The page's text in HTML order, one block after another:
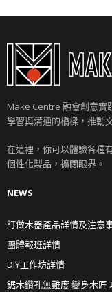
Make Centre 融會創意實
學習與溝通的橋樑，推動
在這裡，你可以體驗各種
個性化製品，擴闊眼界。
NEWS
訂做木器產品詳情及注意
團體報班詳情
DIY工作坊詳情
鋸木鑽孔無難度 變身木匠